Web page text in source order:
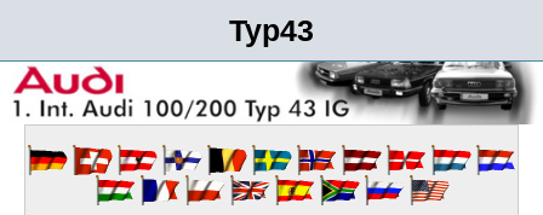
Typ43